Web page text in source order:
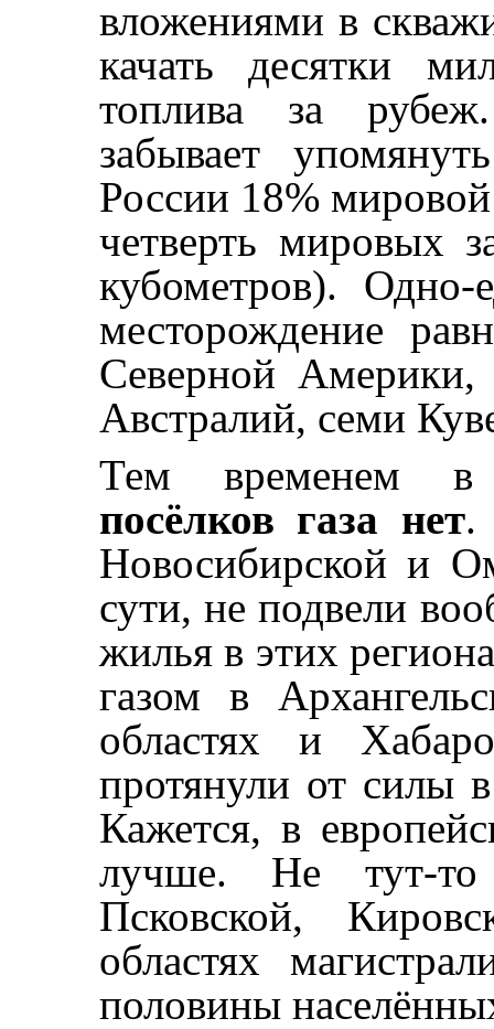
вложениями в
качать десятки
топлива за
забывает
России 18%
четверть мировых
кубометров). Одно-
месторождение
Северной Америки,
Австралий, семи
Тем временем
посёлков газа нет.
Новосибирской и
сути, не подвели
жилья в этих
газом в
областях и
протянули от силы
Кажется, в
лучше. Не тут-
Псковской,
областях
половины